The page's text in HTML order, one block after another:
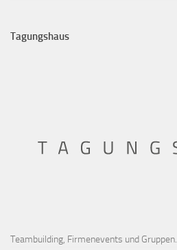
Tagungshaus
Teambuilding, Firmenevents und Gruppen.